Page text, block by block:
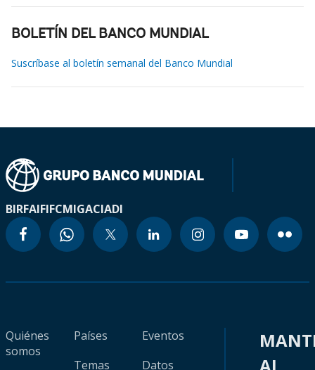
BOLETÍN DEL BANCO MUNDIAL
Suscríbase al boletín semanal del Banco Mundial
BIRFAIFIFCMIGACIADI
Quiénes
somos
Países
Temas
Eventos
Datos